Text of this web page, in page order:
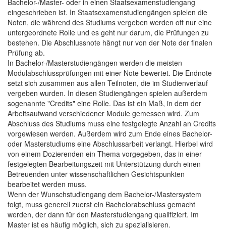
eingeschrieben ist. In Staatsexamenstudiengängen spielen die
Noten, die während des Studiums vergeben werden oft nur eine
untergeordnete Rolle und es geht nur darum, die Prüfungen zu
bestehen. Die Abschlussnote hängt nur von der Note der finalen
Prüfung ab.
In Bachelor-/Masterstudiengängen werden die meisten
Modulabschlussprüfungen mit einer Note bewertet. Die Endnote
setzt sich zusammen aus allen Teilnoten, die im Studienverlauf
vergeben wurden. In diesen Studiengängen spielen außerdem
sogenannte "Credits" eine Rolle. Das ist ein Maß, in dem der
Arbeitsaufwand verschiedener Module gemessen wird. Zum
Abschluss des Studiums muss eine festgelegte Anzahl an Credits
vorgewiesen werden. Außerdem wird zum Ende eines Bachelor-
oder Masterstudiums eine Abschlussarbeit verlangt. Hierbei wird
von einem Dozierenden ein Thema vorgegeben, das in einer
festgelegten Bearbeitungszeit mit Unterstützung durch einen
Betreuenden unter wissenschaftlichen Gesichtspunkten
bearbeitet werden muss.
Wenn der Wunschstudiengang dem Bachelor-/Mastersystem
folgt, muss generell zuerst ein Bachelorabschluss gemacht
werden, der dann für den Masterstudiengang qualifiziert. Im
Master ist es häufig möglich, sich zu spezialisieren.